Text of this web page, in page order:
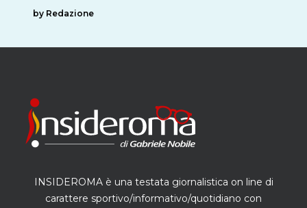
by Redazione
INSIDEROMA è una testata giornalistica on line di
carattere sportivo/informativo/quotidiano con